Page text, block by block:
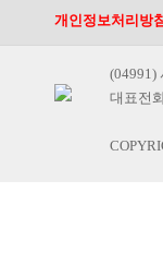
개인정보처리방
(04991)
대표전